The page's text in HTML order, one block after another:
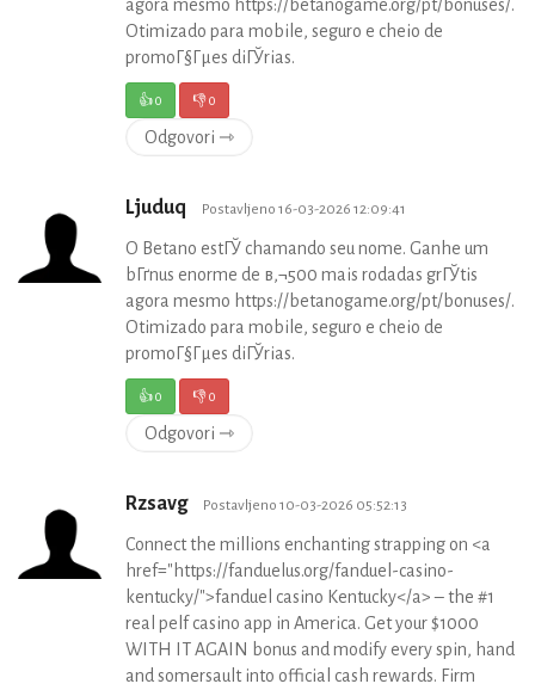
agora mesmo https://betanogame.org/pt/bonuses/.
Otimizado para mobile, seguro e cheio de
promoГ§Гµes diГЎrias.
👍0 👎0
Odgovori ⇾
Ljuduq Postavljeno 16-03-2026 12:09:41
O Betano estГЎ chamando seu nome. Ganhe um
bГґnus enorme de в‚¬500 mais rodadas grГЎtis
agora mesmo https://betanogame.org/pt/bonuses/.
Otimizado para mobile, seguro e cheio de
promoГ§Гµes diГЎrias.
👍0 👎0
Odgovori ⇾
Rzsavg Postavljeno 10-03-2026 05:52:13
Connect the millions enchanting strapping on <a
href="https://fanduelus.org/fanduel-casino-
kentucky/">fanduel casino Kentucky</a> – the #1
real pelf casino app in America. Get your $1000
WITH IT AGAIN bonus and modify every spin, hand
and somersault into official cash rewards. Firm